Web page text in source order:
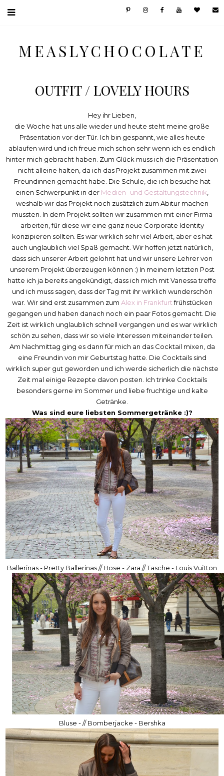
MEASLYCHOCOLATE
OUTFIT / LOVELY HOURS
Hey ihr Lieben,
die Woche hat uns alle wieder und heute steht meine große
Präsentation vor der Tür. Ich bin gespannt, wie alles heute
ablaufen wird und ich freue mich schon sehr wenn ich es endlich
hinter mich gebracht haben. Zum Glück muss ich die Präsentation
nicht alleine halten, da ich das Projekt zusammen mit zwei
Freundinnen gemacht habe. Die Schule, die ich besuche hat
einen Schwerpunkt in der Medien- und Gestaltungstechnik
weshalb wir das Projekt noch zusätzlich zum Abitur machen
mussten. In dem Projekt sollten wir zusammen mit einer Firma
arbeiten, für diese wir eine ganz neue Corporate Identity
konzipieren sollten. Es war wirklich sehr viel Arbeit, aber es hat
auch unglaublich viel Spaß gemacht. Wir hoffen jetzt natürlich,
dass sich unserer Arbeit gelohnt hat und wir unsere Lehrer von
unserem Projekt überzeugen können :) In meinem letzten Post
hatte ich ja bereits angekündigt, dass ich mich mit Vanessa treffe
und ich muss sagen, dass der Tag mit ihr wirklich wunderschön
war. Wir sind erst zusammen zum Alex in Frankfurtfrühstücken
gegangen und haben danach noch ein paar Fotos gemacht. Die
Zeit ist wirklich unglaublich schnell vergangen und es war wirklich
schön zu sehen, dass wir so viele Interessen miteinander teilen.
Am Nachmittag ging es dann für mich an das Cocktail mixen, da
eine Freundin von mir Geburtstag hatte. Die Cocktails sind
wirklich super gut geworden und ich werde sicherlich die nächste
Zeit mal einige Rezepte davon posten. Ich trinke Cocktails
besonders gerne im Sommer und liebe fruchtige und kalte
Getränke.
Was sind eure liebsten Sommergetränke :)?
Ballerinas - Pretty Ballerinas // Hose - Zara // Tasche - Louis Vuitton
Bluse - // Bomberjacke - Bershka